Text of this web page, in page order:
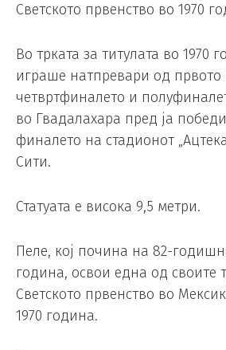
Светското првенство во 1970
Во трката за титулата во 1970
играше натпревари од првото
четвртфиналето и
во Гвадалахара пред ја
финалето на стадионот
Сити.
Статуата е висока 9,5 метри.
Пеле, кој почина на 82-
година, освои една од своите
Светското првенство во
1970 година.